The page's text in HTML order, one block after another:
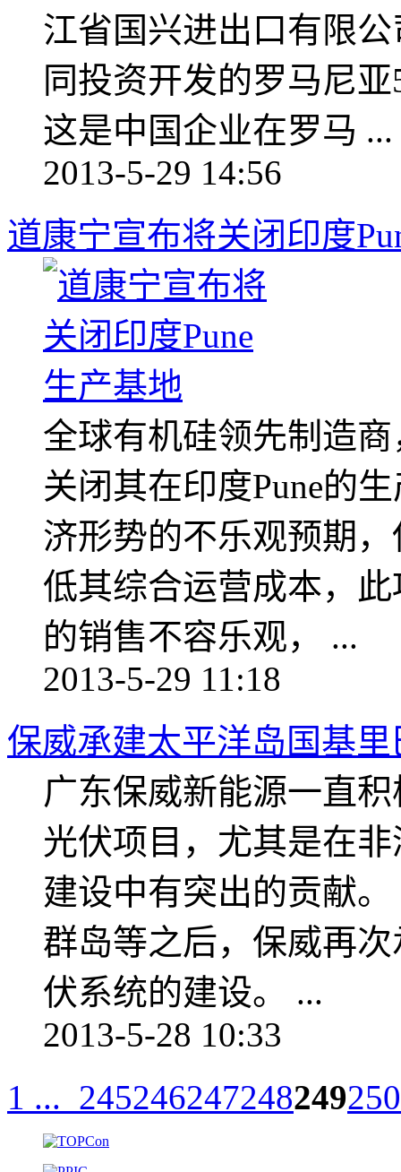
江省国兴进出口有限
同投资开发的罗马尼
这是中国企业在罗马 ...
2013-5-29 14:56
道康宁宣布将关闭印度
全球有机硅领先制造
关闭其在印度Pune的
济形势的不乐观预期
低其综合运营成本，
的销售不容乐观， ...
2013-5-29 11:18
保威承建太平洋岛国基
广东保威新能源一直
光伏项目，尤其是在
建设中有突出的贡献
群岛等之后，保威再
伏系统的建设。 ...
2013-5-28 10:33
1 ... 245246247248249250